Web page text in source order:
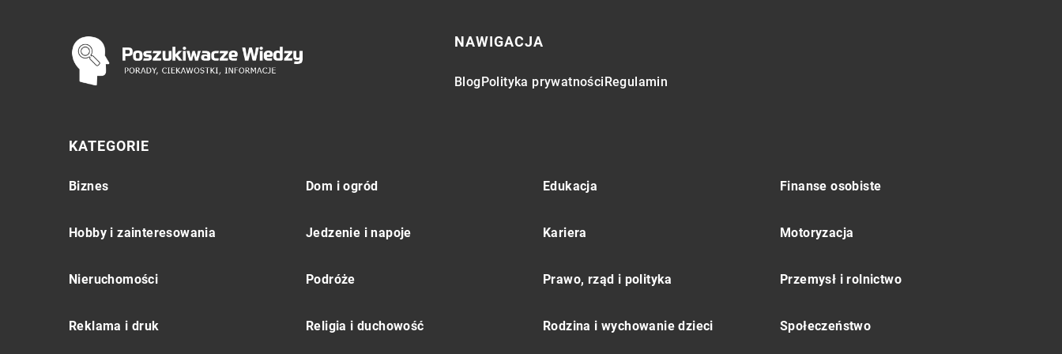
NAWIGACJA
BlogPolityka prywatnościRegulamin
KATEGORIE
Biznes Dom i ogród Edukacja Finanse osobiste
Hobby i zainteresowania Jedzenie i napoje Kariera Motoryzacja
Nieruchomości Podróże Prawo, rząd i polityka Przemysł i rolnictwo
Reklama i druk Religia i duchowość Rodzina i wychowanie dzieci Społeczeństwo